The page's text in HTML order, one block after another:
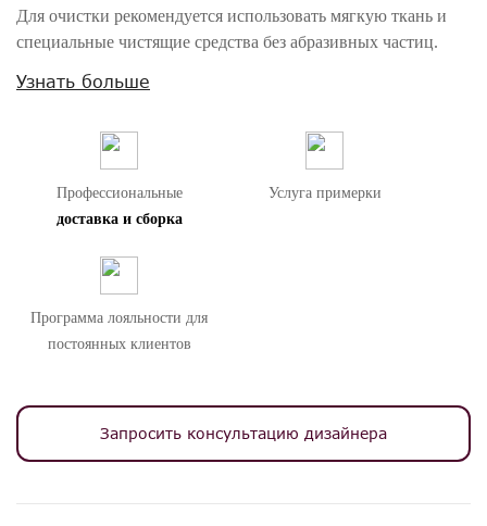
Для очистки рекомендуется использовать мягкую ткань и
специальные чистящие средства без абразивных частиц.
зеркала и ковры. Диваны по запросу.
Внимание! Цвета предметов на изображениях могут отличаться из-за
Узнать больше
Профессиональные
доставка и сборка
Услуга примерки
Программа лояльности для
постоянных клиентов
Запросить консультацию дизайнера